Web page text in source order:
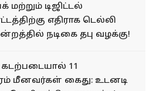
மற்றும் டிஜிட்டல்
எதிராக டெல்லி
11